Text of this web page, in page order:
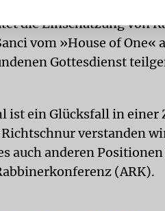
die Einschätzung von
vom »House of One«
Gottesdienst
ist ein Glücksfall in einer
verstanden
auch anderen
(ARK).